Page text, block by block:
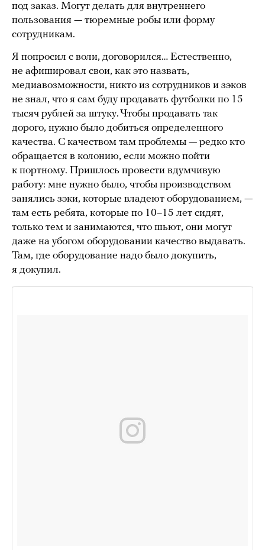
под заказ. Могут делать для внутреннего
пользования — тюремные робы или форму
сотрудникам.
Я попросил с воли, договорился… Естественно,
не афишировал свои, как это назвать,
медиавозможности, никто из сотрудников и зэков
не знал, что я сам буду продавать футболки по 15
тысяч рублей за штуку. Чтобы продавать так
дорого, нужно было добиться определенного
качества. С качеством там проблемы — редко кто
обращается в колонию, если можно пойти
к портному. Пришлось провести вдумчивую
работу: мне нужно было, чтобы производством
занялись зэки, которые владеют оборудованием, —
там есть ребята, которые по 10–15 лет сидят,
только тем и занимаются, что шьют, они могут
даже на убогом оборудовании качество выдавать.
Там, где оборудование надо было докупить,
я докупил.